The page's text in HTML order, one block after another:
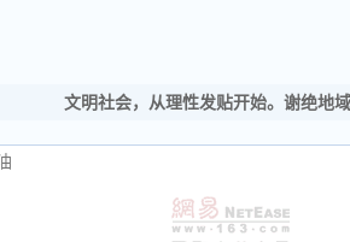
文明社会，从理性发贴开始。谢绝地